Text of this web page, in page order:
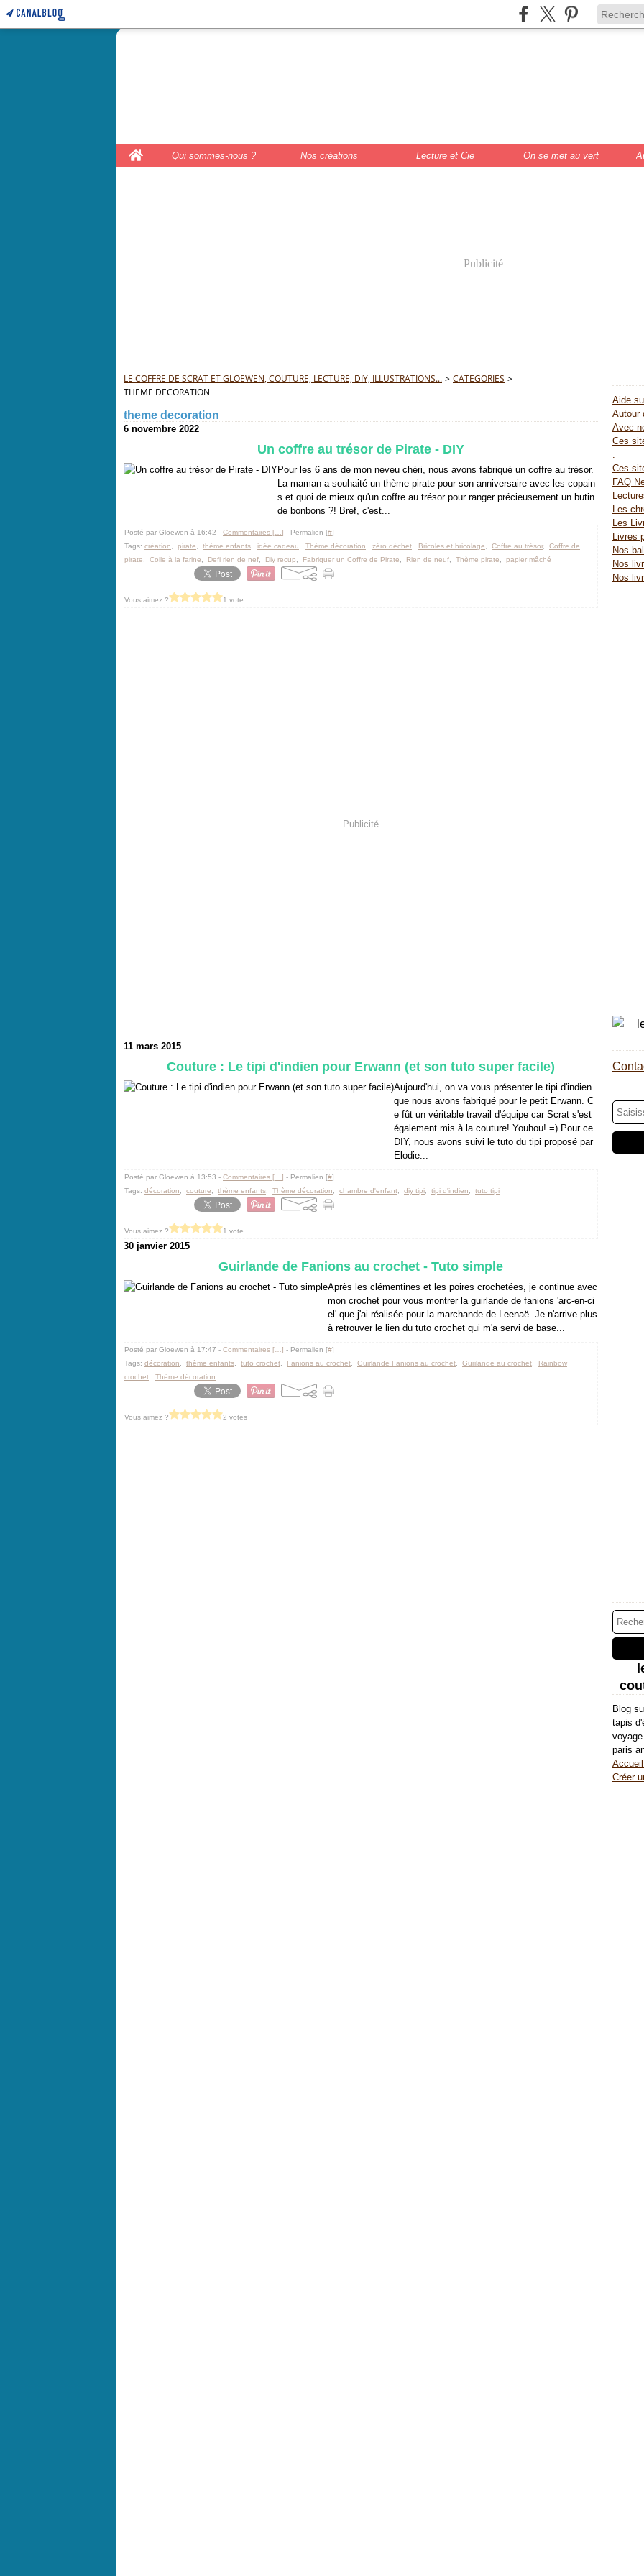
Home
Qui sommes-nous ? Nos créations Lecture et Cie On se met au vert
Publicité
LE COFFRE DE SCRAT ET GLOEWEN, COUTURE, LECTURE, DIY, ILLUSTRATIONS... > CATEGORIES >
THEME DECORATION
theme decoration
6 novembre 2022
Un coffre au trésor de Pirate - DIY
Pour les 6 ans de mon neveu chéri, nous avons fabriqué un coffre au trésor.
La maman a souhaité un thème pirate pour son anniversaire avec les copain
s et quoi de mieux qu'un coffre au trésor pour ranger précieusement un butin
de bonbons ?! Bref, c'est...
Posté par Gloewen à 16:42 - Commentaires [ ] - Permalien [#]
Tags: création pirate thème enfants idée cadeau Thème décoration zéro déchet Bricoles et bricolage Coffre au trésor, Coffre de
pirate
Colle à la farine Defi rien de nef Diy recup Fabriquer un Coffre de Pirate Rien de neuf Thème pirate papier mâché
Vous aimez ? 1 vote
Publicité
11 mars 2015
Couture : Le tipi d'indien pour Erwann (et son tuto super facile)
Aujourd'hui, on va vous présenter le tipi d'indien
que nous avons fabriqué pour le petit Erwann. C
e fût un véritable travail d'équipe car Scrat s'est
également mis à la couture! Youhou! =) Pour ce
DIY, nous avons suivi le tuto du tipi proposé par
Elodie...
Posté par Gloewen à 13:53 - Commentaires [ ] - Permalien [#]
Tags: décoration couture thème enfants Thème décoration chambre d'enfant diy tipi tipi d'indien tuto tipi
Vous aimez ? 1 vote
30 janvier 2015
Guirlande de Fanions au crochet - Tuto simple
Après les clémentines et les poires crochetées, je continue avec
mon crochet pour vous montrer la guirlande de fanions 'arc-en-ci
el' que j'ai réalisée pour la marchande de Leenaë. Je n'arrive plus
à retrouver le lien du tuto crochet qui m'a servi de base...
Posté par Gloewen à 17:47 - Commentaires [ ] - Permalien [#]
Tags: décoration thème enfants tuto crochet Fanions au crochet Guirlande Fanions au crochet Gurilande au crochet
Rainbow
crochet
Thème décoration
Vous aimez ? 2 votes
Aide
Autour
Avec
Ces
.
Ces
FAQ
Les
Les
Livres
Nos
Nos
Nos
Blog
tapis
paris
Créer